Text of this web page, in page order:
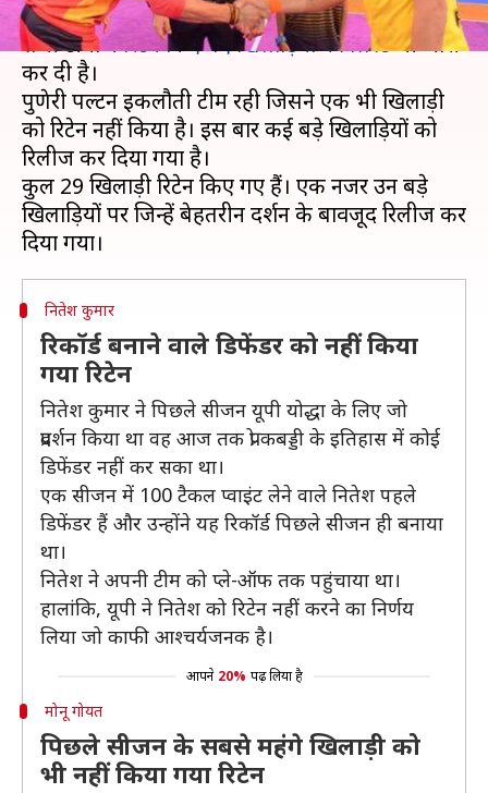
प्रो कबड्डी लीग के सातवें सीजन की तैयारियां शुरु हो गई हैं।
सभी टीमों नेरिटेन किए गए खिलाड़ियों की लिस्टभी जारी
कर दी है।
पुणेरी पल्टन इकलौती टीम रही जिसने एक भी खिलाड़ी
को रिटेन नहीं किया है। इस बार कई बड़े खिलाड़ियों को
रिलीज कर दिया गया है।
कुल 29 खिलाड़ी रिटेन किए गए हैं। एक नजर उन बड़े
खिलाड़ियों पर जिन्हें बेहतरीन प्रदर्शन के बावजूद रिलीज कर
नितेश कुमार
रिकॉर्ड बनाने वाले डिफेंडर को नहीं किया
गया रिटेन
नितेश कुमार ने पिछले सीजन यूपी योद्धा के लिए जो
प्रदर्शन किया था वह आज तक प्रो कबड्डी के इतिहास में कोई
डिफेंडर नहीं कर सका था।
एक सीजन में 100 टैकल प्वाइंट लेने वाले नितेश पहले
डिफेंडर हैं और उन्होंने यह रिकॉर्ड पिछले सीजन ही बनाया
था।
नितेश ने अपनी टीम को प्ले-ऑफ तक पहुंचाया था।
हालांकि, यूपी ने नितेश को रिटेन नहीं करने का निर्णय
लिया जो काफी आश्चर्यजनक है।
आपने 20% पढ़ लिया है
मोनू गोयत
पिछले सीजन के सबसे महंगे खिलाड़ी को
भी नहीं किया गया रिटेन